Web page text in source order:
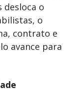
desloca o
o
contrato e
avance para